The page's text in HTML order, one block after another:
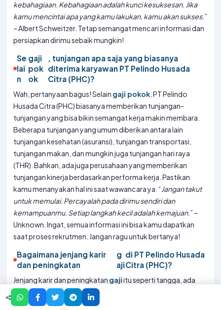
kebahagiaan. Kebahagiaan adalah kunci kesuksesan. Jika
kamu mencintai apa yang kamu lakukan, kamu akan sukses.”
– Albert Schweitzer. Tetap semangat mencari informasi dan
persiapkan dirimu sebaik mungkin!
Se
lai
n
gaji
pok
ok
, tunjangan apa saja yang biasanya
diterima karyawan PT Pelindo Husada
Citra (PHC)?
Wah, pertanyaan bagus! Selain gaji pokok , PT Pelindo
Husada Citra (PHC) biasanya memberikan tunjangan-
tunjangan yang bisa bikin semangat kerja makin membara.
Beberapa tunjangan yang umum diberikan antara lain
tunjangan kesehatan (asuransi), tunjangan transportasi,
tunjangan makan, dan mungkin juga tunjangan hari raya
(THR). Bahkan, ada juga perusahaan yang memberikan
tunjangan kinerja berdasarkan performa kerja. Pastikan
kamu menanyakan hal ini saat wawancara ya. “Jangan takut
untuk memulai. Percayalah pada dirimu sendiri dan
kemampuanmu. Setiap langkah kecil adalah kemajuan.” –
Unknown. Ingat, semua informasi ini bisa kamu dapatkan
saat proses rekrutmen. Jangan ragu untuk bertanya!
Bagaimana jenjang karir
dan peningkatan
g
aji
di PT Pelindo Husada
Citra (PHC)?
Jenjang karir dan peningkatan gajiitu seperti tangga, ada
tahapannya! Di PT Pelindo Husada Citra (PHC), biasanya ada
sistem evaluasi kinerja secara berkala. Jika performa kamu